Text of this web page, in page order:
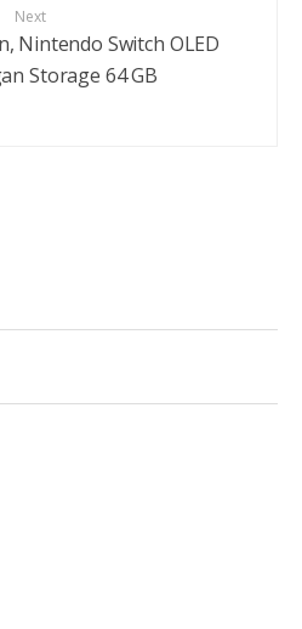
Next
Nintendo Switch OLED
Storage 64 GB